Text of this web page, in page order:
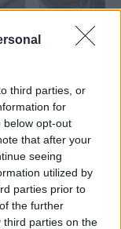
third parties, or
for
below opt-out
that after your
seeing
utilized by
parties prior to
the further
third parties on the